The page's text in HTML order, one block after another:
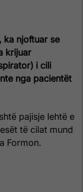
ka njoftuar se
krijuar
i cili
nga pacientët
pajisje lehtë e
të cilat mund
Formon.